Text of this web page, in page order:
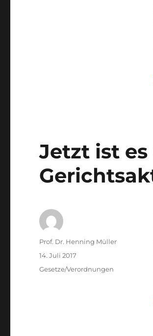
Jetzt ist
Autor
Prof. Dr. Henning Müller
Veröffentlicht
14. Juli 2017
Kategorien
Gesetze/Verordnungen